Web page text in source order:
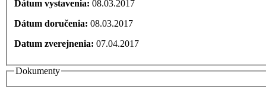
Dátum vystavenia: 08.03.2017
Dátum doručenia: 08.03.2017
Datum zverejnenia: 07.04.2017
Dokumenty